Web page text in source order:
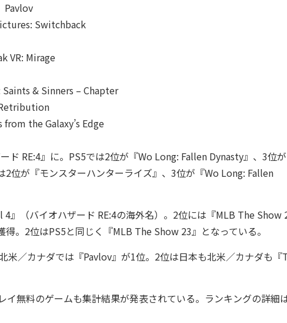
Pavlov
Switchback
VR: Mirage
& Sinners – Chapter
from the Galaxy’s Edge
ド RE:4』に。PS5では2位が『Wo Long: Fallen Dynasty』、3位
位が『モンスターハンターライズ』、3位が『Wo Long: Fallen
』（バイオハザード RE:4の海外名）。2位には『MLB The Show
。2位はPS5と同じく『MLB The Show 23』となっている。
米／カナダでは『Pavlov』が1位。2位は日本も北米／カナダも『
無料のゲームも集計結果が発表されている。ランキングの詳細